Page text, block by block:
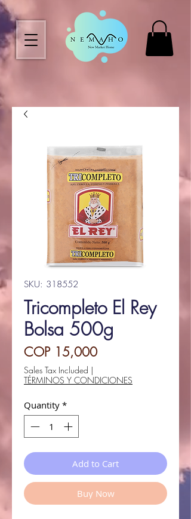
SKU: 318552
Tricompleto El Rey
Bolsa 500g
COP 15,000Price
Sales Tax Included |
TÉRMINOS Y CONDICIONES
Quantity *
Add to Cart
Buy Now